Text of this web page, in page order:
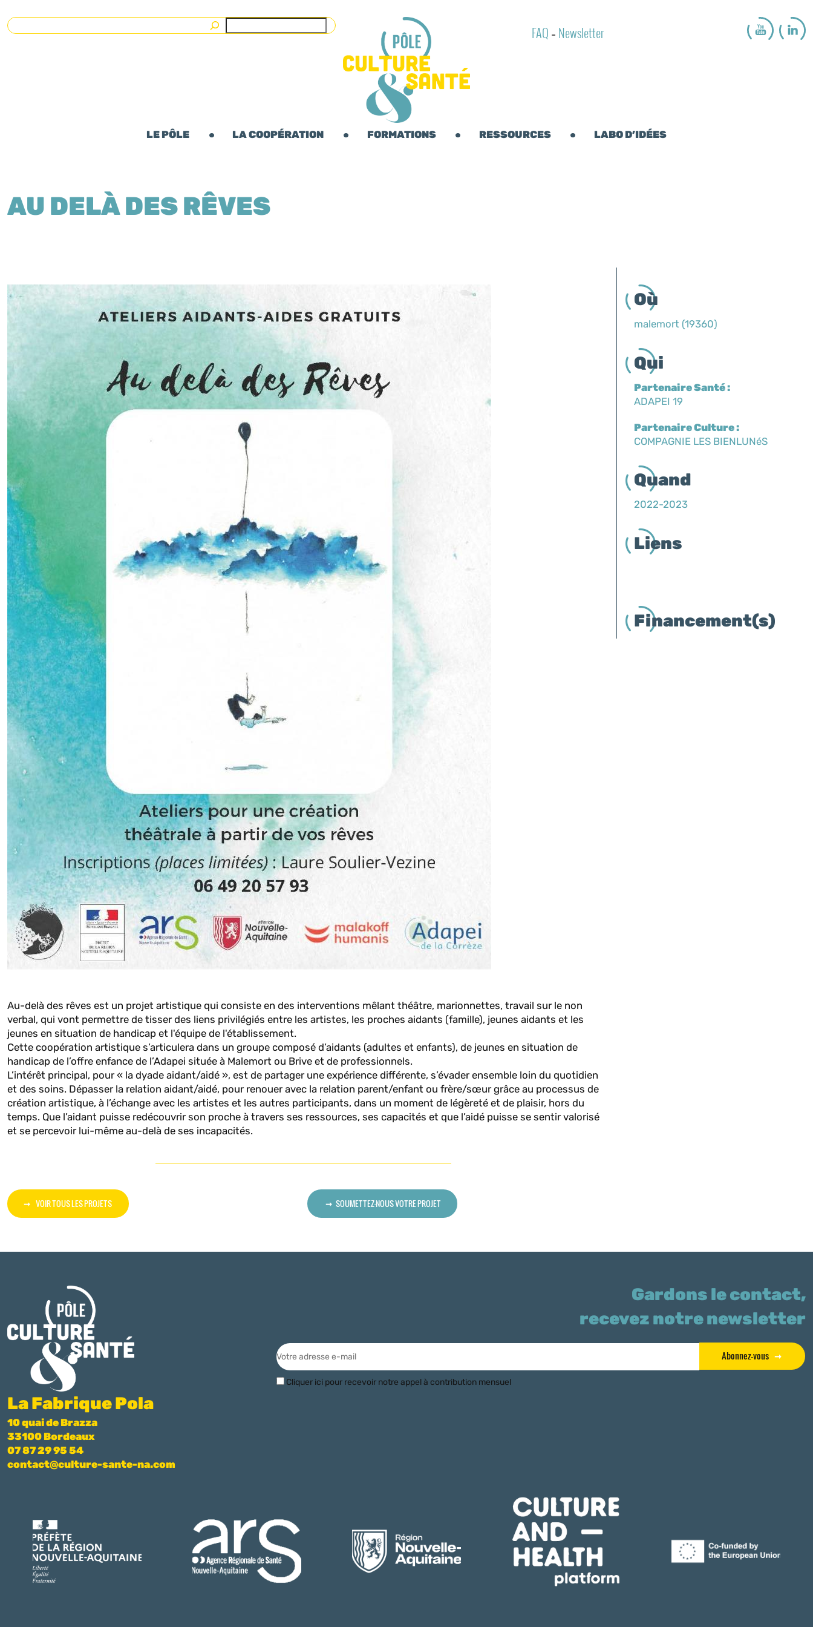
Rechercher FAQ - Newsletter
LE PÔLE LA COOPÉRATION FORMATIONS RESSOURCES LABO D’IDÉES
AU DELÀ DES RÊVES
Au-delà des rêves est un projet artistique qui consiste en des interventions mêlant théâtre, marionnettes, travail sur le non
verbal, qui vont permettre de tisser des liens privilégiés entre les artistes, les proches aidants (famille), jeunes aidants et les
jeunes en situation de handicap et l'équipe de l'établissement.
Cette coopération artistique s’articulera dans un groupe composé d’aidants (adultes et enfants), de jeunes en situation de
handicap de l’offre enfance de l’Adapei située à Malemort ou Brive et de professionnels.
L’intérêt principal, pour « la dyade aidant/aidé », est de partager une expérience différente, s’évader ensemble loin du quotidien
et des soins. Dépasser la relation aidant/aidé, pour renouer avec la relation parent/enfant ou frère/sœur grâce au processus de
création artistique, à l’échange avec les artistes et les autres participants, dans un moment de légèreté et de plaisir, hors du
temps. Que l’aidant puisse redécouvrir son proche à travers ses ressources, ses capacités et que l’aidé puisse se sentir valorisé
et se percevoir lui-même au-delà de ses incapacités.
VOIR TOUS LES PROJETS SOUMETTEZ-NOUS VOTRE PROJET
Où
malemort (19360)
Qui
Partenaire Santé :
ADAPEI 19
Partenaire Culture :
COMPAGNIE LES BIENLUNéS
Quand
2022-2023
Liens
Financement(s)
La Fabrique Pola
10 quai de Brazza
33100 Bordeaux
07 87 29 95 54
contact@culture-sante-na.com
Gardons le contact,
recevez notre newsletter
Abonnez-vous
Cliquer ici pour recevoir notre appel à contribution mensuel